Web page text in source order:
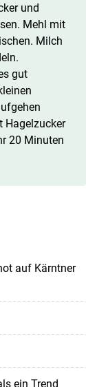
und
Mehl mit
Milch
gut
Hagelzucker
20 Minuten
auf Kärntner
ein Trend